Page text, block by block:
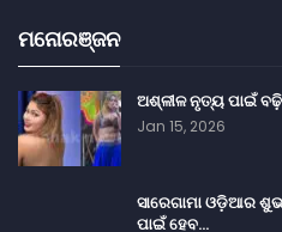
ମନୋରଞ୍ଜନ
ଅଶ୍ଳୀଳ ନୃତ୍ୟ ପାଇଁ
Jan 15, 2026
ସାରେଗାମା ଓଡ଼ିଆର
ପାଇଁ ହେବ…